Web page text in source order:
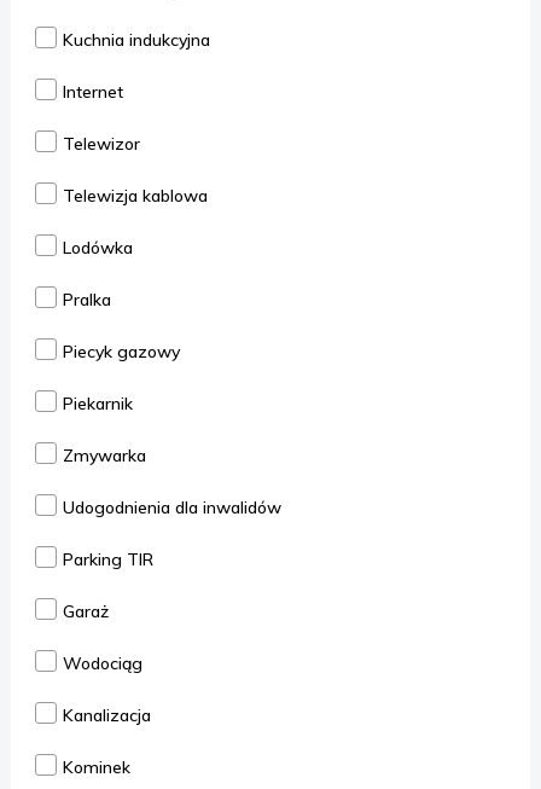
Kuchnia indukcyjna
Internet
Telewizor
Telewizja kablowa
Lodówka
Pralka
Piecyk gazowy
Piekarnik
Zmywarka
Udogodnienia dla inwalidów
Parking TIR
Garaż
Wodociąg
Kanalizacja
Kominek